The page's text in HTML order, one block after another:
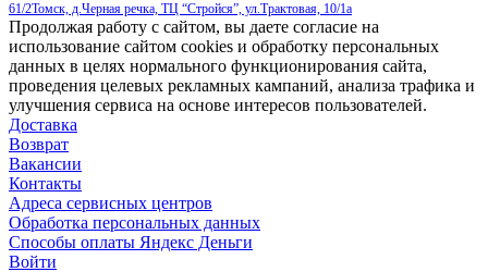
61/2Томск, д.Черная речка, ТЦ “Стройся”, ул.Трактовая, 10/1а
Продолжая работу с сайтом, вы даете согласие на
использование сайтом cookies и обработку персональных
данных в целях нормального функционирования сайта,
проведения целевых рекламных кампаний, анализа трафика и
улучшения сервиса на основе интересов пользователей.
Доставка
Возврат
Вакансии
Контакты
Адреса сервисных центров
Обработка персональных данных
Способы оплаты Яндекс Деньги
Войти